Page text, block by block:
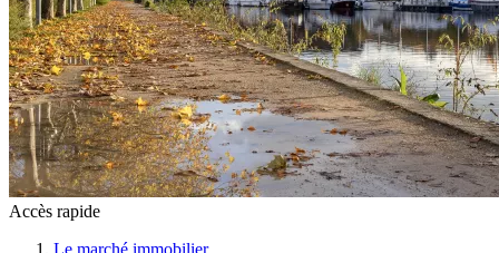
Accès rapide
Le marché immobilier